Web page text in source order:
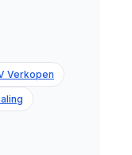
Verkopen